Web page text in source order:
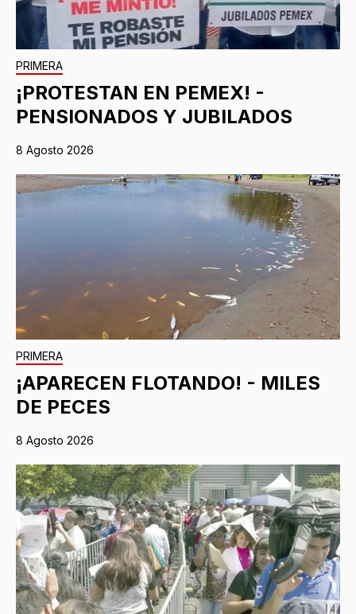
PRIMERA
¡PROTESTAN EN PEMEX! -
PENSIONADOS Y JUBILADOS
8 Agosto 2026
PRIMERA
¡APARECEN FLOTANDO! - MILES
DE PECES
8 Agosto 2026